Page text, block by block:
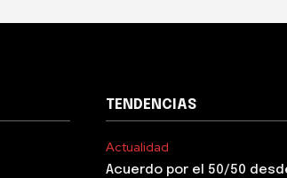
TENDENCIAS
Actualidad
Acuerdo por el 50/50